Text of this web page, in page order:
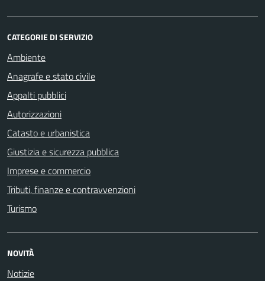
CATEGORIE DI SERVIZIO
Ambiente
Anagrafe e stato civile
Appalti pubblici
Autorizzazioni
Catasto e urbanistica
Giustizia e sicurezza pubblica
Imprese e commercio
Tributi, finanze e contravvenzioni
Turismo
NOVITÀ
Notizie